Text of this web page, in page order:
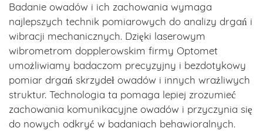
Badanie owadów i ich zachowania wymaga
najlepszych technik pomiarowych do analizy drgań i
wibracji mechanicznych. Dzięki laserowym
wibrometrom dopplerowskim firmy Optomet
umożliwiamy badaczom precyzyjny i bezdotykowy
pomiar drgań skrzydeł owadów i innych wrażliwych
struktur. Technologia ta pomaga lepiej zrozumieć
zachowania komunikacyjne owadów i przyczynia się
do nowych odkryć w badaniach behawioralnych.